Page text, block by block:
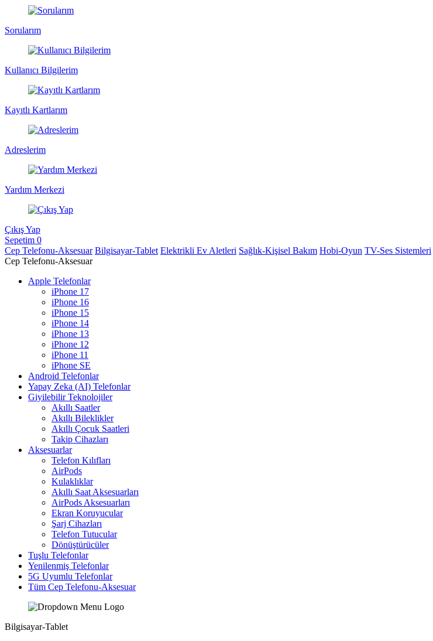
Sorularım
Kullanıcı Bilgilerim
Kayıtlı Kartlarım
Adreslerim
Yardım Merkezi
Çıkış Yap
Sepetim 0
Cep Telefonu-Aksesuar Bilgisayar-Tablet Elektrikli Ev Aletleri Sağlık-Kişisel Bakım Hobi-Oyun TV-Ses Sistemleri
Cep Telefonu-Aksesuar
Apple Telefonlar
iPhone 17
iPhone 16
iPhone 15
iPhone 14
iPhone 13
iPhone 12
iPhone 11
iPhone SE
Android Telefonlar
Yapay Zeka (AI) Telefonlar
Giyilebilir Teknolojiler
Akıllı Saatler
Akıllı Bileklikler
Akıllı Çocuk Saatleri
Takip Cihazları
Aksesuarlar
Telefon Kılıfları
AirPods
Kulaklıklar
Akıllı Saat Aksesuarları
AirPods Aksesuarları
Ekran Koruyucular
Şarj Cihazları
Telefon Tutucular
Dönüştürücüler
Tuşlu Telefonlar
Yenilenmiş Telefonlar
5G Uyumlu Telefonlar
Tüm Cep Telefonu-Aksesuar
Bilgisayar-Tablet